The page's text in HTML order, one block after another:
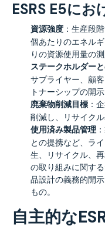
ESRS E5にお
資源強度 ：生産段
個あたりのエネル
りの資源使用量の測
ステークホルダー
サプライヤー、顧
トナーシップの開示
廃棄物削減目標 ：
削減し、リサイク
使用済み製品管理
との提携など、ラ
生、リサイクル、
の取り組みに関す
品設計の義務的開
もの。
自主的な